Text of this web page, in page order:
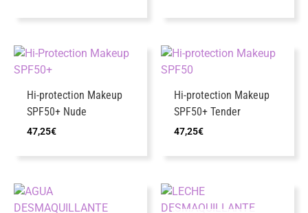
Hi-protection Makeup
SPF50+ Nude
47,25€
Hi-protection Makeup
SPF50+ Tender
47,25€